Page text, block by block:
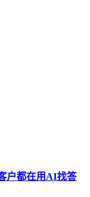
户都在用AI找答